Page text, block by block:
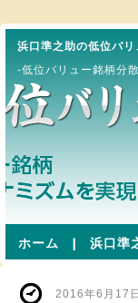
浜口準之助の低位バリ
-低位バリュー銘柄分
ホーム | 浜口準
2016年6月17日